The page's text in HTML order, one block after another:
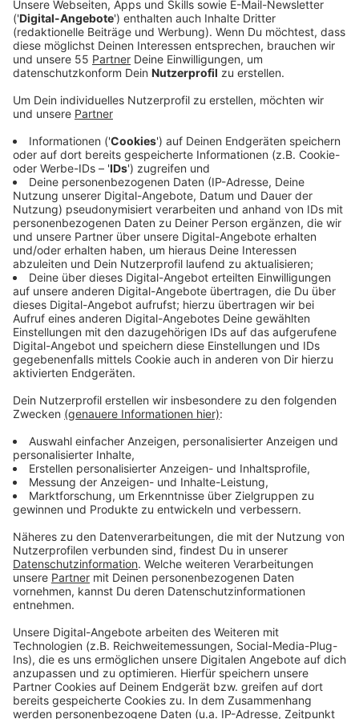
Anzeige
Der Streit um den geplantenSurfpark in Krefeld
geht weiter. Der
(BUND) Krefeldhat jetztmehrere NRW-Ministerien
offiziell angeschrieben und 22 Fragen – teils mit
Unterpunkten – gestellt.
Anzeige
Umwelt, Finanzierung und Risiken im Fokus
Anzeige
DieBUND-Kreisgruppewill vor allem Klarheit über:
Umweltfolgen
Finanzierungdes Baus, bei dem mehrere
Sparkasseninvolviert sein sollen
Landesbürgschaften
für Kredite
Risiken und mögliche
bislang nicht öffentlich zugänglich sind
Die Naturschützer kritisieren, dass viele
geblieben seien.
Die Anfrage wurde auf Basis des
Umweltinformationsgesetzesgestellt. Eine
Antwort der Ministerien soll
erfolgen.
Anzeige